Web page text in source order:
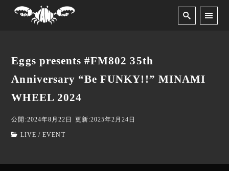
Eggs presents #FM802 35th
Anniversary “Be FUNKY!!” MINAMI
WHEEL 2024
公開:2024年8月22日 更新:2025年2月24日
LIVE / EVENT